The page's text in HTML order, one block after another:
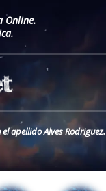
Online.
apellido Alves Rodriguez.